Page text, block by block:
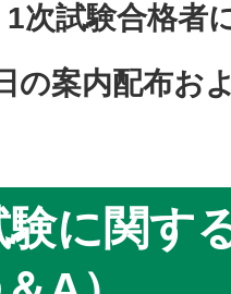
次試験合格者
の案内配布お
に関す